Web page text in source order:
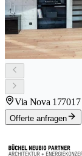
Via Nova 17
Offerte anfragen